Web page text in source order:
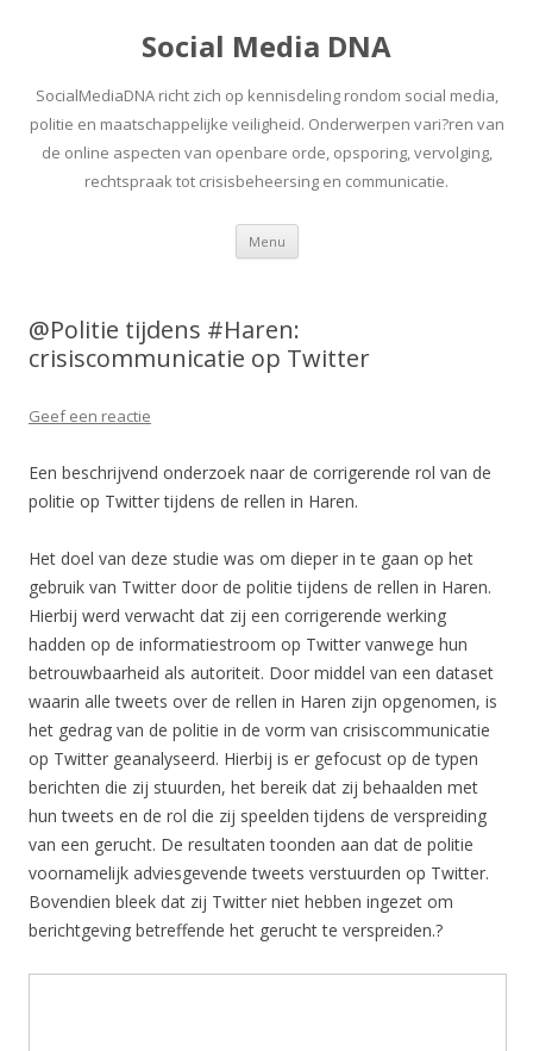
Social Media DNA
SocialMediaDNA richt zich op kennisdeling rondom social media,
politie en maatschappelijke veiligheid. Onderwerpen vari?ren van
de online aspecten van openbare orde, opsporing, vervolging,
rechtspraak tot crisisbeheersing en communicatie.
Menu Spring
inhoud
@Politie tijdens #Haren:
crisiscommunicatie op Twitter
Geef een reactie
Een beschrijvend onderzoek naar de corrigerende rol van de
politie op Twitter tijdens de rellen in Haren.
Het doel van deze studie was om dieper in te gaan op het
gebruik van Twitter door de politie tijdens de rellen in Haren.
Hierbij werd verwacht dat zij een corrigerende werking
hadden op de informatiestroom op Twitter vanwege hun
betrouwbaarheid als autoriteit. Door middel van een dataset
waarin alle tweets over de rellen in Haren zijn opgenomen, is
het gedrag van de politie in de vorm van crisiscommunicatie
op Twitter geanalyseerd. Hierbij is er gefocust op de typen
berichten die zij stuurden, het bereik dat zij behaalden met
hun tweets en de rol die zij speelden tijdens de verspreiding
van een gerucht. De resultaten toonden aan dat de politie
voornamelijk adviesgevende tweets verstuurden op Twitter.
Bovendien bleek dat zij Twitter niet hebben ingezet om
berichtgeving betreffende het gerucht te verspreiden.?